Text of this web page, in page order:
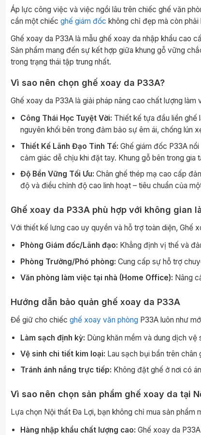
Áp lực công việc và việc ngồi lâu trên chiếc ghế văn
cần một chiếc ghế giám đốc không chỉ đẹp mà còn
Ghế xoay da P33A là mẫu ghế xoay da nhập khẩu cao
Sản phẩm mang đến sự kết hợp giữa khung gỗ vững
trong trạng thái tập trung nhất.
Vì sao nên chọn ghế xoay da P33A?
Ghế xoay da P33A là giải pháp nâng cao chất lượng
Công Thái Học Tuyệt Vời: Thiết kế tựa đầu liền ghế
nguyên khối bên trong đảm bảo sự êm ái, chống lún
Thiết Kế Lãnh Đạo Tinh Tế: Ghế giám đốc P33A
cảm giác dễ chịu khi đặt tay. Khung gỗ bên trong gia
Độ Bền Vững Tối Ưu: Chân ghế thép mạ cao cấp
độ và điều chỉnh độ cao linh hoạt – tiêu chuẩn của
Ghế xoay da P33A phù hợp với không gian
Với thiết kế lưng cao uy quyền và hỗ trợ toàn diện, Ghế
Phòng Giám đốc/Lãnh đạo: Khẳng định vị thế và
Phòng Trưởng/Phó phòng: Cung cấp sự hỗ trợ
Văn phòng làm việc tại nhà (Home Office): Nâng
Hướng dẫn bảo quản ghế xoay da P33A
Để giữ cho chiếc ghế xoay văn phòng P33A luôn như
Làm sạch định kỳ: Dùng khăn mềm và dung dịch vệ
Vệ sinh chi tiết kim loại: Lau sạch bụi bẩn trên
Tránh ánh nắng trực tiếp: Không đặt ghế ở nơi có
Vì sao nên chọn sản phẩm ghế xoay da tại
Lựa chọn Nội thất Đa Lợi, bạn không chỉ mua sản
Hàng nhập khẩu chất lượng cao: Ghế xoay da